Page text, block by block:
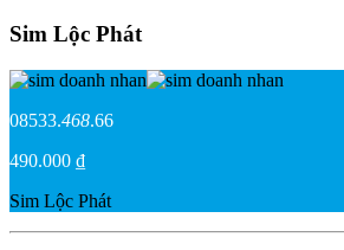
Sim Lộc Phát
08533.468.66
490.000 ₫
Sim Lộc Phát